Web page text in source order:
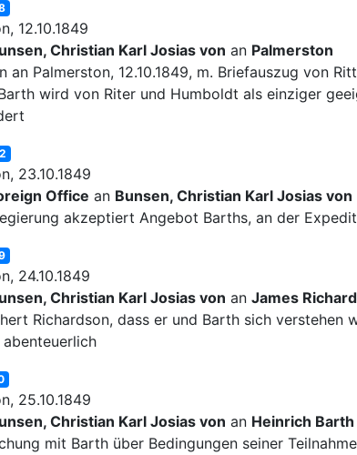
12.10.1849
Christian Karl Josias von an Palmerston
an Palmerston, 12.10.1849, m. Briefauszug von
wird von Riter und Humboldt als einziger
23.10.1849
Office an Bunsen, Christian Karl Josias von
akzeptiert Angebot Barths, an der
24.10.1849
Christian Karl Josias von an James
Richardson, dass er und Barth sich verstehen
abenteuerlich
25.10.1849
Christian Karl Josias von an Heinrich Barth
mit Barth über Bedingungen seiner